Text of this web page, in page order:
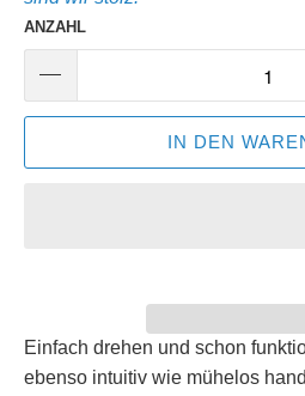
ANZAHL
IN DEN
Einfach drehen und schon
ebenso intuitiv wie mühelos